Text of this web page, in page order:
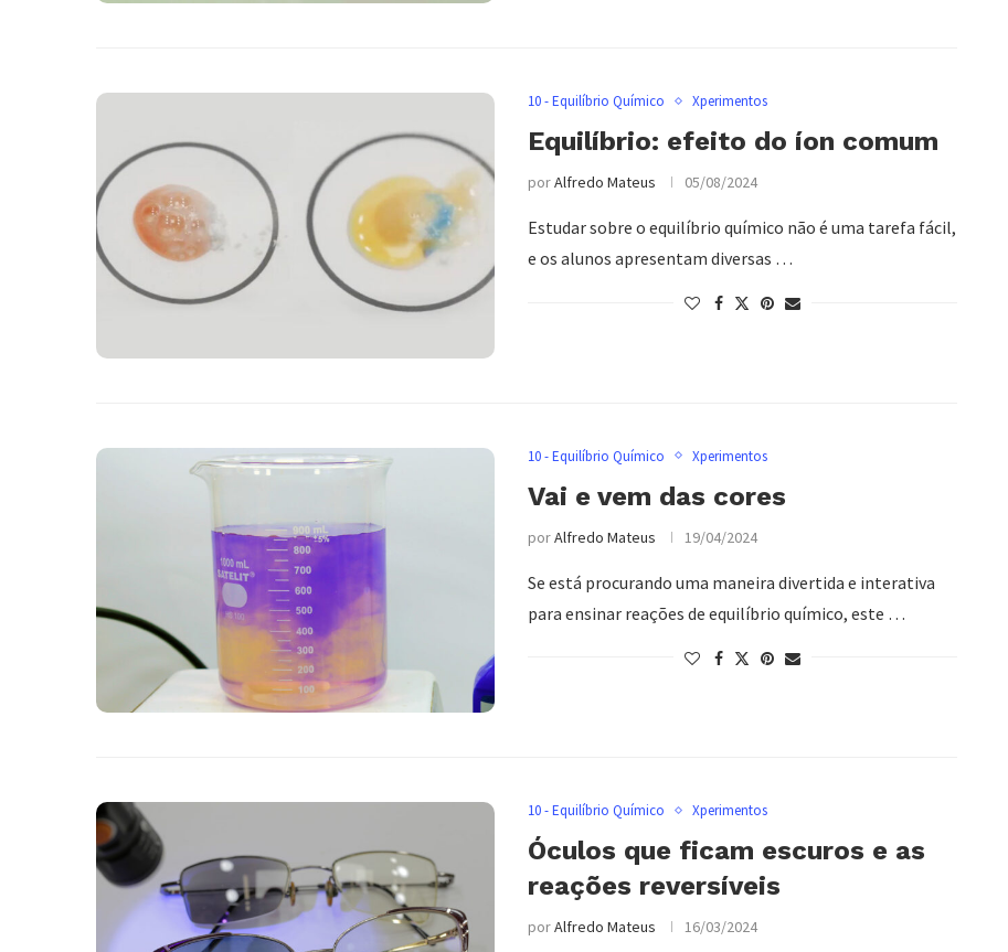
10 - Equilíbrio Químico Xperimentos
Equilíbrio: efeito do íon comum
porAlfredo Mateus 05/08/2024
Estudar sobre o equilíbrio químico não é uma tarefa fácil,
e os alunos apresentam diversas …
10 - Equilíbrio Químico Xperimentos
Vai e vem das cores
porAlfredo Mateus 19/04/2024
Se está procurando uma maneira divertida e interativa
para ensinar reações de equilíbrio químico, este …
10 - Equilíbrio Químico Xperimentos
Óculos que ficam escuros e as
reações reversíveis
porAlfredo Mateus 16/03/2024